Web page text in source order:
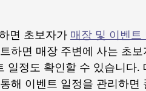
면 초보자가 매장 및 이벤트
하면 매장 주변에 사는 초
일정도 확인할 수 있습니다.
해 이벤트 일정을 관리하